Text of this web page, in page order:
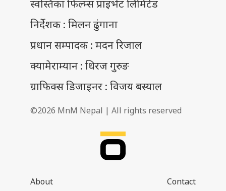
स्वस्तिका फिल्म्स प्राइभेट लिमिटेड
निर्देशक : मिलन ढुंगाना
प्रधान सम्पादक : मदन रिजाल
क्यामेराम्यान : धिरज गुरुङ
ग्राफिक्स डिजाइनर : विजय बस्याल
©2026 MnM Nepal | All rights reserved
About Contact